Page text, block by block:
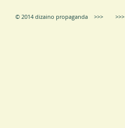
© 2014 dizaino propaganda >>> >>>